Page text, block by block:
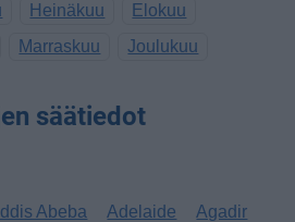
Heinäkuu
Elokuu
Marraskuu Joulukuu
säätiedot
Abeba Adelaide
Agadir